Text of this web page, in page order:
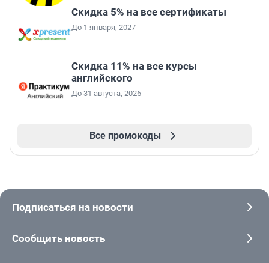
Скидка 5% на все сертификаты
До 1 января, 2027
Скидка 11% на все курсы
английского
До 31 августа, 2026
Все промокоды
Подписаться на новости
Сообщить новость